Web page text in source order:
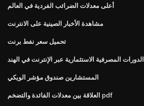
أعلى معدلات الضرائب الفردية في العالم
مشاهدة الأخبار الصينية على الانترنت
تحميل سعر نفط برنت
الدورات المصرفية الاستثمارية عبر الإنترنت في الهند
المستشارين صندوق مؤشر الويكي
العلاقة بين معدلات الفائدة والتضخم pdf